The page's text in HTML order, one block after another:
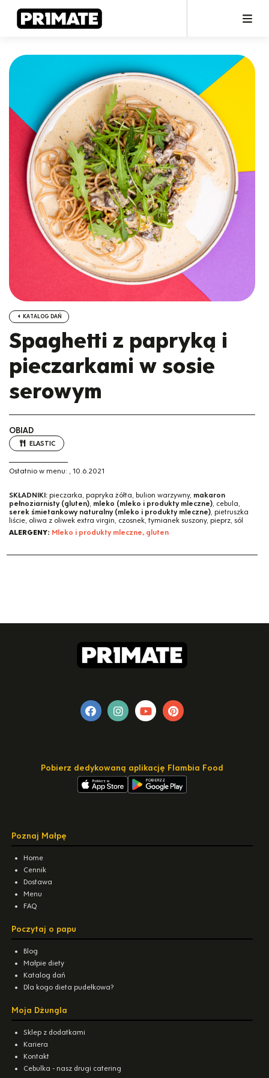
KATALOG DAŃ
Spaghetti z papryką i
pieczarkami w sosie
serowym
OBIAD
ELASTIC
Ostatnio w menu: , 10.6.2021
SKŁADNIKI: pieczarka, papryka żółta, bulion warzywny, makaron
pełnoziarnisty (gluten), mleko (mleko i produkty mleczne), cebula,
serek śmietankowy naturalny (mleko i produkty mleczne), pietruszka
liście, oliwa z oliwek extra virgin, czosnek, tymianek suszony, pieprz, sól
ALERGENY: Mleko i produkty mleczne, gluten
Pobierz dedykowaną aplikację Flambia Food
Poznaj Małpę
Home
Cennik
Dostawa
Menu
FAQ
Poczytaj o papu
Blog
Małpie diety
Katalog dań
Dla kogo dieta pudełkowa?
Moja Dżungla
Sklep z dodatkami
Kariera
Kontakt
Cebulka - nasz drugi catering